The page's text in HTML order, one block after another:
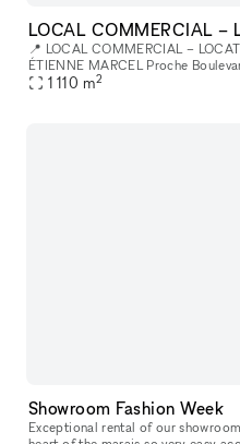
📍 LOCAL COMMERCIAL –
ÉTIENNE MARCEL Proche
piéton Un espace de prestige au cœur de Paris pour votre pop-up,
1 110 m2
Showroom Fashion Week
Exceptional rental of our showroom for